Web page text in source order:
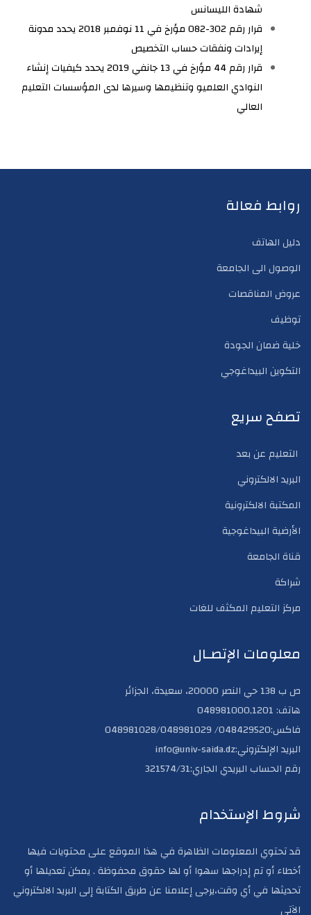
شهادة الليسانس
قرار رقم 302-082 مؤرخ في 11 نوفمبر 2018 يحدد مدونة
إيرادات ونفقات حساب التخصيص
قرار رقم 44 مؤرخ في 13 جانفي 2019 يحدد كيفيات إنشاء
النوادي العلميو وتنظيمها وسيرها لدى المؤسسات التعليم
العالي
روابط فعالة
دليل الهاتف
الوصول الى الجامعة
عروض المناقصات
توظيف
خلية ضمان الجودة
التكوين البيداغوجي
تصفح سريع
التعليم عن بعد
البريد الالكتروني
المكتبة الالكترونية
الأرضية البيداغوجية
قناة الجامعة
شراكة
مركز التعليم المكثف للغات
معلومات الإتصـال
ص ب 138 حي النصر 20000، سعيدة، الجزائر
هاتف: 048981000,1201
فاكس:048429520/ 048981028/048981029
البريد الإلكتروني:info@univ-saida.dz
رقم الحساب البريدي الجاري:321574/31
شروط الإستخدام
قد تحتوي المعلومات الظاهرة في هذا الموقع على محتويات فيها
أخطاء أو تم إدراجها سهوا أو لها حقوق محفوظة . يمكن تعديلها أو
تحديثها في أي وقت،يرجى إعلامنا عن طريق الكتابة إلى البريد الالكتروني
الآتي